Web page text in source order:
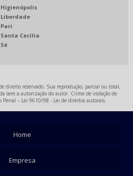
Higienópolis
Liberdade
Pari
Santa Cecília
Sé
direito reservado. Sua reprodução, parcial ou total,
sem a autorização do autor. Crime de violação de
Penal – Lei 9610/98 - Lei de direitos autorais.
Home
Empresa